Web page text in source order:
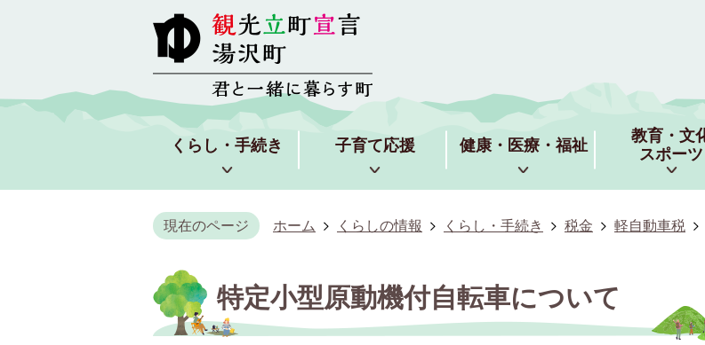
くらし・手続き 子育て応援 健康・医療・福祉
教育・文
スポーツ
現在のページ ホーム くらしの情報 くらし・手続き 税金 軽自動車税
特定小型原動機付自転車について